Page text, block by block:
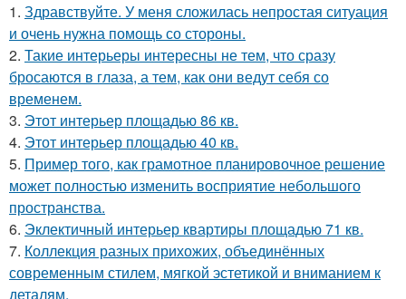
1. Здравствуйте. У меня сложилась непростая ситуация
и очень нужна помощь со стороны.
2. Такие интерьеры интересны не тем, что сразу
бросаются в глаза, а тем, как они ведут себя со
временем.
3. Этот интерьер площадью 86 кв.
4. Этот интерьер площадью 40 кв.
5. Пример того, как грамотное планировочное решение
может полностью изменить восприятие небольшого
пространства.
6. Эклектичный интерьер квартиры площадью 71 кв.
7. Коллекция разных прихожих, объединённых
современным стилем, мягкой эстетикой и вниманием к
деталям.